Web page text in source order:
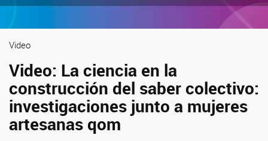
Video
Video: La ciencia en la
construcción del saber colectivo:
investigaciones junto a mujeres
artesanas qom